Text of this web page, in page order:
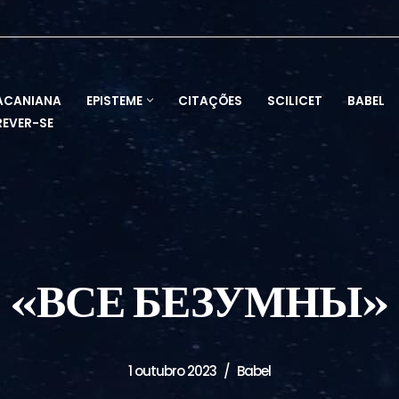
EPISTEME CITAÇÕES SCILICET BABEL
SE
«ВСЕ БЕЗУМНЫ»
1 outubro 2023 Babel